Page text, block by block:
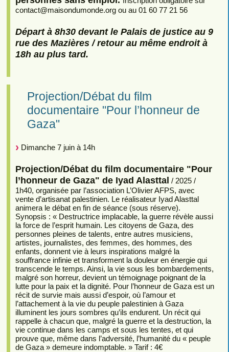
contact@maisondumonde.org ou au 01 60 77 21 56
Départ à 8h30 devant le Palais de justice au 9
rue des Mazières / retour au même endroit à
18h au plus tard.
Projection/Débat du film
documentaire "Pour l’honneur de
Gaza"
Dimanche 7 juin à 14h
Projection/Débat du film documentaire "Pour
l’honneur de Gaza" de Iyad Alasttal / 2025 /
1h40, organisée par l’association L’Olivier AFPS, avec
vente d’artisanat palestinien. Le réalisateur Iyad Alasttal
animera le débat en fin de séance (sous réserve).
Synopsis : « Destructrice implacable, la guerre révèle aussi
la force de l’esprit humain. Les citoyens de Gaza, des
personnes pleines de talents, entre autres musiciens,
artistes, journalistes, des femmes, des hommes, des
enfants, donnent vie à leurs inspirations malgré la
souffrance infinie et transforment la douleur en énergie qui
transcende le temps. Ainsi, la vie sous les bombardements,
malgré son horreur, devient un témoignage poignant de la
lutte pour la paix et la dignité. Pour l’honneur de Gaza est un
récit de survie mais aussi d’espoir, où l’amour et
l’attachement à la vie du peuple palestinien à Gaza
illuminent les jours sombres qu’ils endurent. Un récit qui
rappelle à chacun que, malgré la guerre et la destruction, la
vie continue dans les camps et sous les tentes, et qui
prouve que, même dans l’adversité, l’humanité du « peuple
de Gaza » demeure indomptable. » Tarif : 4€